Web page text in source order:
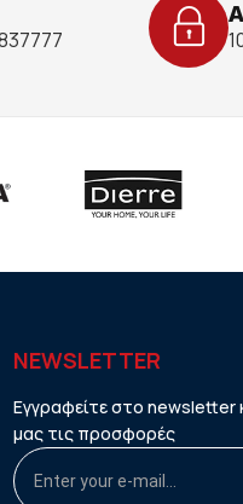
NEWSLETTER
Εγγραφείτε στο newsletter
μας τις προσφορές